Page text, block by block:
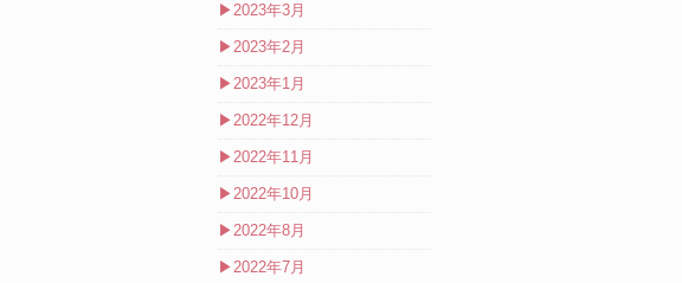
▶2023年3月
▶2023年2月
▶2023年1月
▶2022年12月
▶2022年11月
▶2022年10月
▶2022年8月
▶2022年7月